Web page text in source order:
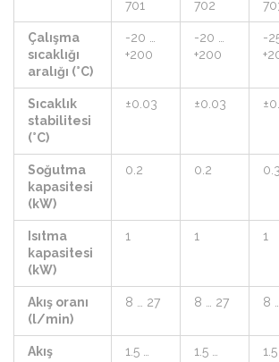
701
702
Çalışma
sıcaklığı
aralığı (°C)
-20 …
+200
-20 …
+200
-25
Sıcaklık
stabilitesi
(°C)
±0.03 ±0.03
Soğutma
kapasitesi
(kW)
0.2 0.2 0.3
Isıtma
kapasitesi
(kW)
1 1 1
Akış oranı
(l/min)
8 … 27 8 … 27 8
Akış
1.5 …
1.5 …
1.5 …